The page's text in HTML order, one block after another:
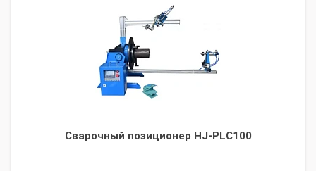
Сварочный позиционер HJ-PLC100